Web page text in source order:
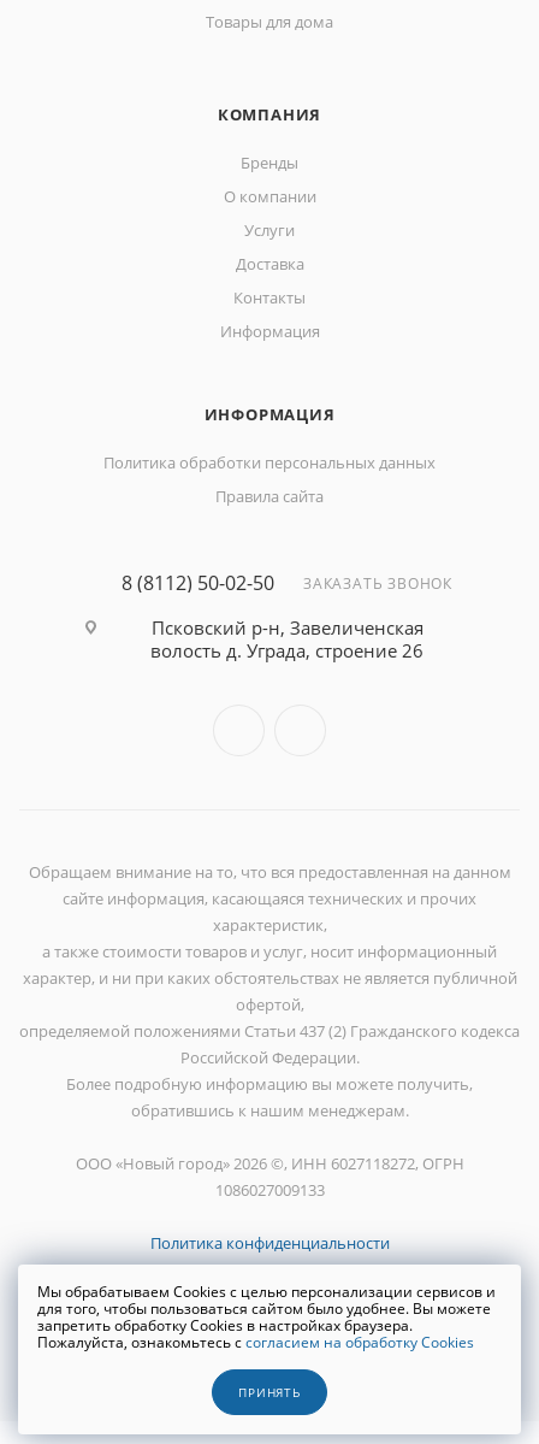
Товары для дома
КОМПАНИЯ
Бренды
О компании
Услуги
Доставка
Контакты
Информация
ИНФОРМАЦИЯ
Политика обработки персональных данных
Правила сайта
8 (8112) 50-02-50 ЗАКАЗАТЬ ЗВОНОК
Псковский р-н, Завеличенская
волость д. Уграда, строение 26
Обращаем внимание на то, что вся предоставленная на данном
сайте информация, касающаяся технических и прочих
характеристик,
а также стоимости товаров и услуг, носит информационный
характер, и ни при каких обстоятельствах не является публичной
офертой,
определяемой положениями Статьи 437 (2) Гражданского кодекса
Российской Федерации.
Более подробную информацию вы можете получить,
обратившись к нашим менеджерам.
ООО «Новый город» 2026 ©, ИНН 6027118272, ОГРН
1086027009133
Политика конфиденциальности
Создание сайта WRP
Мы обрабатываем Cookies с целью персонализации сервисов и
для того, чтобы пользоваться сайтом было удобнее. Вы можете
запретить обработку Cookies в настройках браузера.
Пожалуйста, ознакомьтесь ссогласием на обработку Cookies
ПРИНЯТЬ